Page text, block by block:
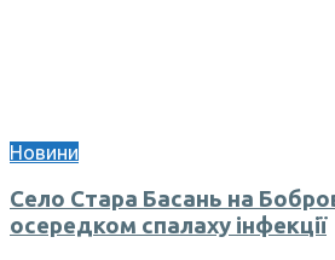
Новини
Село Стара Басань на
осередком спалаху інфекції